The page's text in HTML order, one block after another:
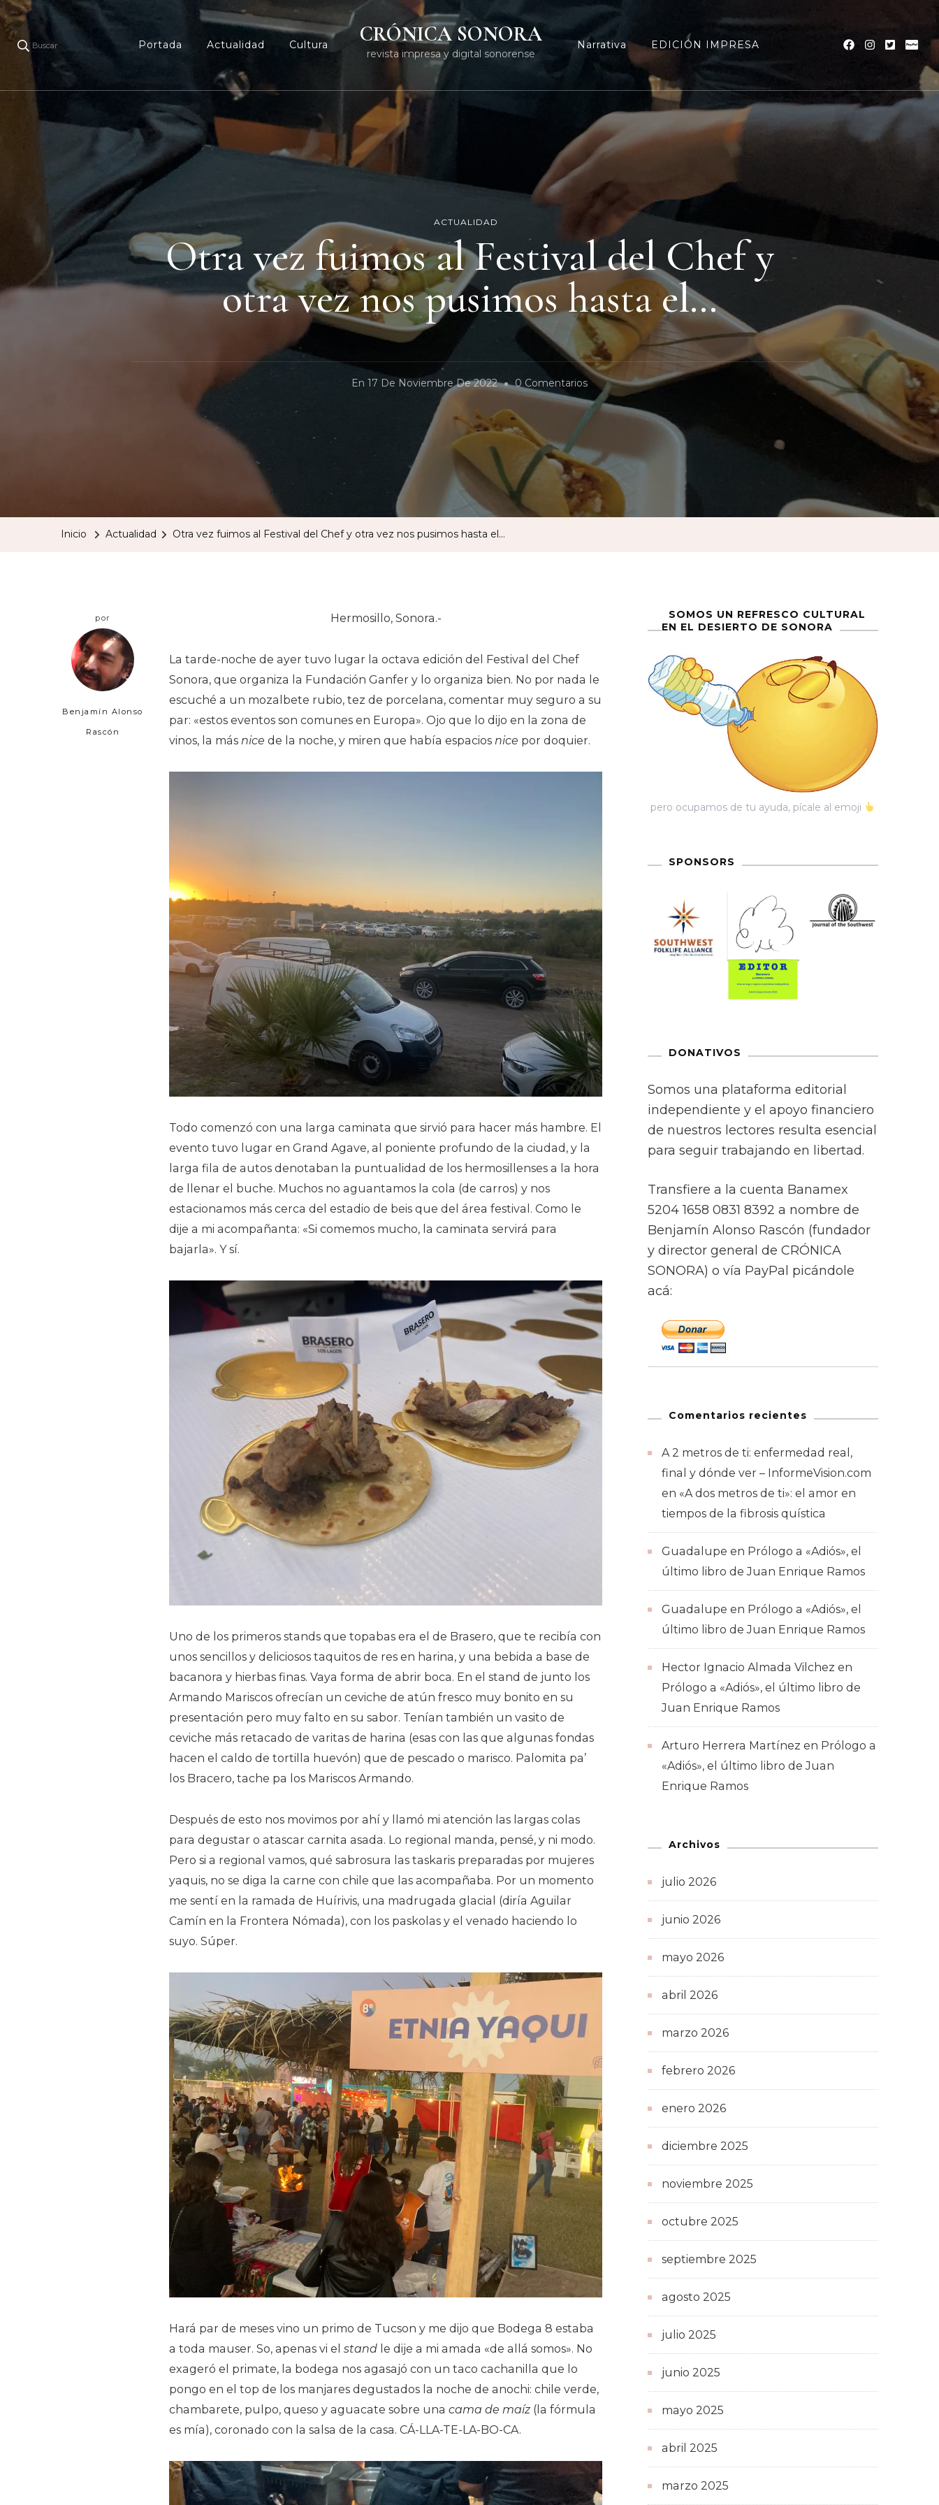
Buscar Portada Actualidad Cultura CRÓNICA SONORA
revista impresa y digital sonorense
Narrativa EDICIÓN IMPRESA
ACTUALIDAD
Otra vez fuimos al Festival del Chef y
otra vez nos pusimos hasta el…
En 17 De Noviembre De 2022 0 ComentariosEn
Otra
Al
Festival
Del
Inicio Actualidad Otra vez fuimos al Festival del Chef y otra vez nos pusimos hasta el…
por
Benjamín Alonso
Rascón
Hermosillo, Sonora.-
La tarde-noche de ayer tuvo lugar la octava edición del Festival del Chef
Sonora, que organiza la Fundación Ganfer y lo organiza bien. No por nada le
escuché a un mozalbete rubio, tez de porcelana, comentar muy seguro a su
par: «estos eventos son comunes en Europa». Ojo que lo dijo en la zona de
vinos, la más nice de la noche, y miren que había espacios nice por doquier.
Todo comenzó con una larga caminata que sirvió para hacer más hambre. El
evento tuvo lugar en Grand Agave, al poniente profundo de la ciudad, y la
larga fila de autos denotaban la puntualidad de los hermosillenses a la hora
de llenar el buche. Muchos no aguantamos la cola (de carros) y nos
estacionamos más cerca del estadio de beis que del área festival. Como le
dije a mi acompañanta: «Si comemos mucho, la caminata servirá para
bajarla». Y sí.
Uno de los primeros stands que topabas era el de Brasero, que te recibía con
unos sencillos y deliciosos taquitos de res en harina, y una bebida a base de
bacanora y hierbas finas. Vaya forma de abrir boca. En el stand de junto los
Armando Mariscos ofrecían un ceviche de atún fresco muy bonito en su
presentación pero muy falto en su sabor. Tenían también un vasito de
ceviche más retacado de varitas de harina (esas con las que algunas fondas
hacen el caldo de tortilla huevón) que de pescado o marisco. Palomita pa’
los Bracero, tache pa los Mariscos Armando.
Después de esto nos movimos por ahí y llamó mi atención las largas colas
para degustar o atascar carnita asada. Lo regional manda, pensé, y ni modo.
Pero si a regional vamos, qué sabrosura las taskaris preparadas por mujeres
yaquis, no se diga la carne con chile que las acompañaba. Por un momento
me sentí en la ramada de Huírivis, una madrugada glacial (diría Aguilar
Camín en la Frontera Nómada), con los paskolas y el venado haciendo lo
suyo. Súper.
Hará par de meses vino un primo de Tucson y me dijo que Bodega 8 estaba
a toda mauser. So, apenas vi el stand le dije a mi amada «de allá somos». No
exageró el primate, la bodega nos agasajó con un taco cachanilla que lo
pongo en el top de los manjares degustados la noche de anochi: chile verde,
chambarete, pulpo, queso y aguacate sobre una cama de maíz(la fórmula
es mía), coronado con la salsa de la casa. CÁ-LLA-TE-LA-BO-CA.
SOMOS UN REFRESCO CULTURAL
EN EL DESIERTO DE SONORA
pero ocupamos de tu ayuda, pícale al emoji
SPONSORS
DONATIVOS
Somos una plataforma editorial
independiente y el apoyo financiero
de nuestros lectores resulta esencial
para seguir trabajando en libertad.
Transfiere a la cuenta Banamex
5204 1658 0831 8392 a nombre de
Benjamín Alonso Rascón (fundador
y director general de CRÓNICA
SONORA) o vía PayPal picándole
acá:
Comentarios recientes
A 2 metros de ti: enfermedad real,
final y dónde ver – InformeVision.com
en «A dos metros de ti»: el amor en
tiempos de la fibrosis quística
Guadalupe en Prólogo a «Adiós», el
último libro de Juan Enrique Ramos
Guadalupe en Prólogo a «Adiós», el
último libro de Juan Enrique Ramos
Hector Ignacio Almada Vilchez en
Prólogo a «Adiós», el último libro de
Juan Enrique Ramos
Arturo Herrera Martínez en Prólogo a
«Adiós», el último libro de Juan
Enrique Ramos
Archivos
julio 2026
junio 2026
mayo 2026
abril 2026
marzo 2026
febrero 2026
enero 2026
diciembre 2025
noviembre 2025
octubre 2025
septiembre 2025
agosto 2025
julio 2025
junio 2025
mayo 2025
abril 2025
marzo 2025